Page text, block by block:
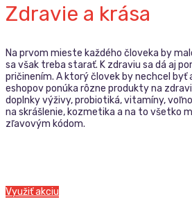
Zdravie a krása
Na prvom mieste každého človeka by
sa však treba starať. K zdraviu sa dá aj
pričinením. A ktorý človek by nechcel byť
eshopov ponúka rôzne produkty na
doplnky výživy, probiotiká, vitamíny,
na skrášlenie, kozmetika a na to všetko
zľavovým kódom.
Využiť akciu